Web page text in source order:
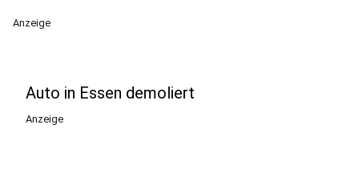
Anzeige
Auto in Essen demoliert
Anzeige